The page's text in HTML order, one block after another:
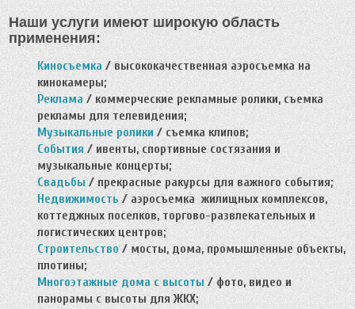
Наши услуги имеют широкую область
применения:
Киносъемка/ высококачественная аэросъемка на
кинокамеры;
Реклама / коммерческие рекламные ролики, съемка
рекламы для телевидения;
Музыкальные ролики / съемка клипов;
События / ивенты, спортивные состязания и
музыкальные концерты;
Свадьбы / прекрасные ракурсы для важного события;
Недвижимость/ аэросъемка жилищных комплексов,
коттеджных поселков, торгово-развлекательных и
логистических центров;
Строительство/ мосты, дома, промышленные объекты,
плотины;
Многоэтажные дома с высоты / фото, видео и
панорамы с высоты для ЖКХ;